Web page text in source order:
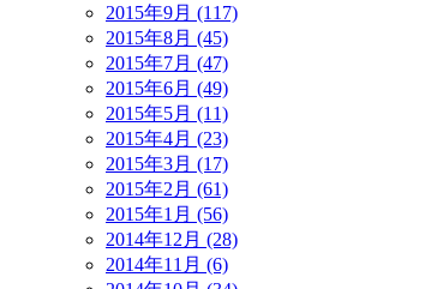
2015年9月 (117)
2015年8月 (45)
2015年7月 (47)
2015年6月 (49)
2015年5月 (11)
2015年4月 (23)
2015年3月 (17)
2015年2月 (61)
2015年1月 (56)
2014年12月 (28)
2014年11月 (6)